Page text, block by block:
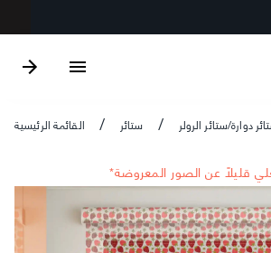
القائمة الرئيسية / ستائر / دوارة/ستائر الرولر
قليلاً عن الصور المعروضة